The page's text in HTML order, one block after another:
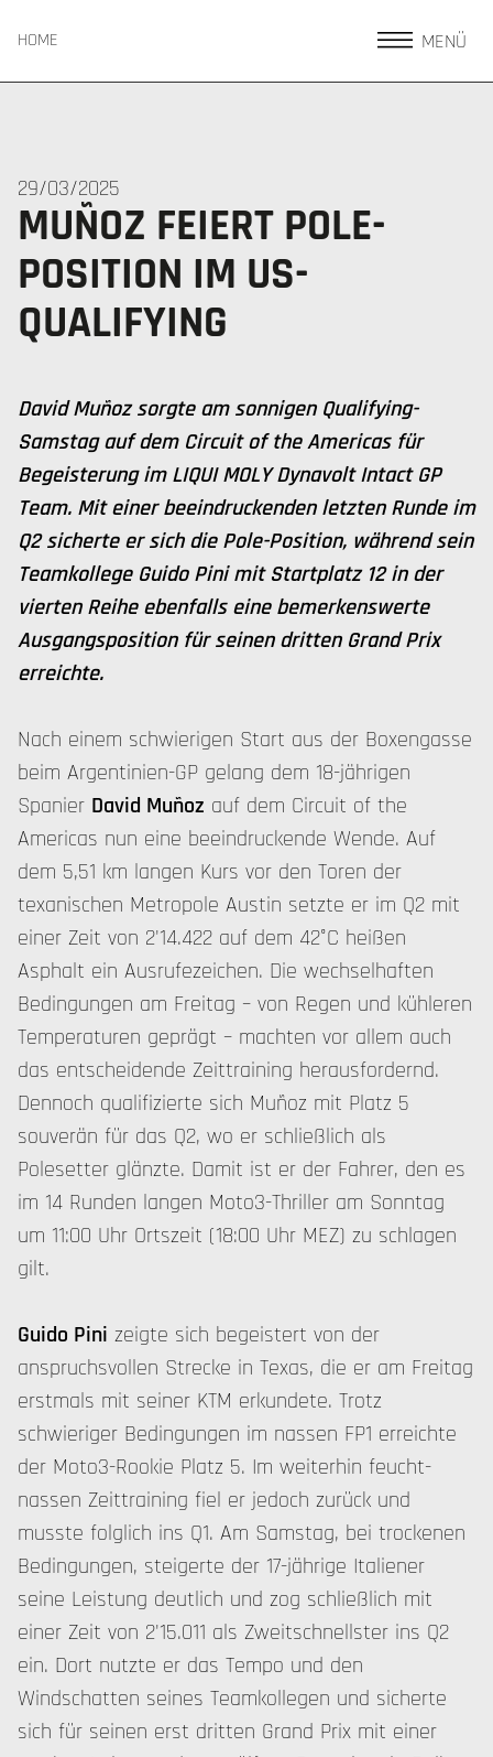
HOME MENÜ
29/03/2025
MUÑOZ FEIERT POLE-
POSITION IM US-
QUALIFYING
David Muñoz sorgte am sonnigen Qualifying-
Samstag auf dem Circuit of the Americas für
Begeisterung im LIQUI MOLY Dynavolt Intact GP
Team. Mit einer beeindruckenden letzten Runde im
Q2 sicherte er sich die Pole-Position, während sein
Teamkollege Guido Pini mit Startplatz 12 in der
vierten Reihe ebenfalls eine bemerkenswerte
Ausgangsposition für seinen dritten Grand Prix
erreichte.
Nach einem schwierigen Start aus der Boxengasse
beim Argentinien-GP gelang dem 18-jährigen
Spanier David Muñoz auf dem Circuit of the
Americas nun eine beeindruckende Wende. Auf
dem 5,51 km langen Kurs vor den Toren der
texanischen Metropole Austin setzte er im Q2 mit
einer Zeit von 2'14.422 auf dem 42°C heißen
Asphalt ein Ausrufezeichen. Die wechselhaften
Bedingungen am Freitag – von Regen und kühleren
Temperaturen geprägt – machten vor allem auch
das entscheidende Zeittraining herausfordernd.
Dennoch qualifizierte sich Muñoz mit Platz 5
souverän für das Q2, wo er schließlich als
Polesetter glänzte. Damit ist er der Fahrer, den es
im 14 Runden langen Moto3-Thriller am Sonntag
um 11:00 Uhr Ortszeit (18:00 Uhr MEZ) zu schlagen
gilt.
Guido Pini zeigte sich begeistert von der
anspruchsvollen Strecke in Texas, die er am Freitag
erstmals mit seiner KTM erkundete. Trotz
schwieriger Bedingungen im nassen FP1 erreichte
der Moto3-Rookie Platz 5. Im weiterhin feucht-
nassen Zeittraining fiel er jedoch zurück und
musste folglich ins Q1. Am Samstag, bei trockenen
Bedingungen, steigerte der 17-jährige Italiener
seine Leistung deutlich und zog schließlich mit
einer Zeit von 2'15.011 als Zweitschnellster ins Q2
ein. Dort nutzte er das Tempo und den
Windschatten seines Teamkollegen und sicherte
sich für seinen erst dritten Grand Prix mit einer